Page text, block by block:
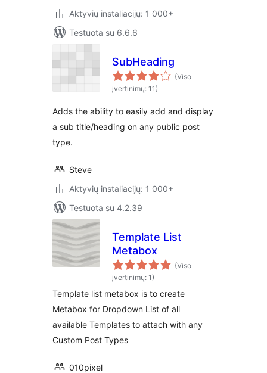
Aktyvių instaliacijų: 1 000+
Testuota su 6.6.6
SubHeading
(Viso
įvertinimų: 11)
Adds the ability to easily add and display
a sub title/heading on any public post
type.
Steve
Aktyvių instaliacijų: 1 000+
Testuota su 4.2.39
Template List
Metabox
(Viso
įvertinimų: 1)
Template list metabox is to create
Metabox for Dropdown List of all
available Templates to attach with any
Custom Post Types
010pixel